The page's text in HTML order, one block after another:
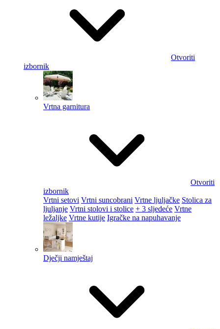
Otvoriti
izbornik
Vrtna garnitura
Otvoriti
izbornik
Vrtni setovi Vrtni suncobrani Vrtne ljuljačke Stolica za
ljuljanje Vrtni stolovi i stolice + 3 sljedeće Vrtne
ležaljke Vrtne kutije Igračke na napuhavanje
Dječji namještaj